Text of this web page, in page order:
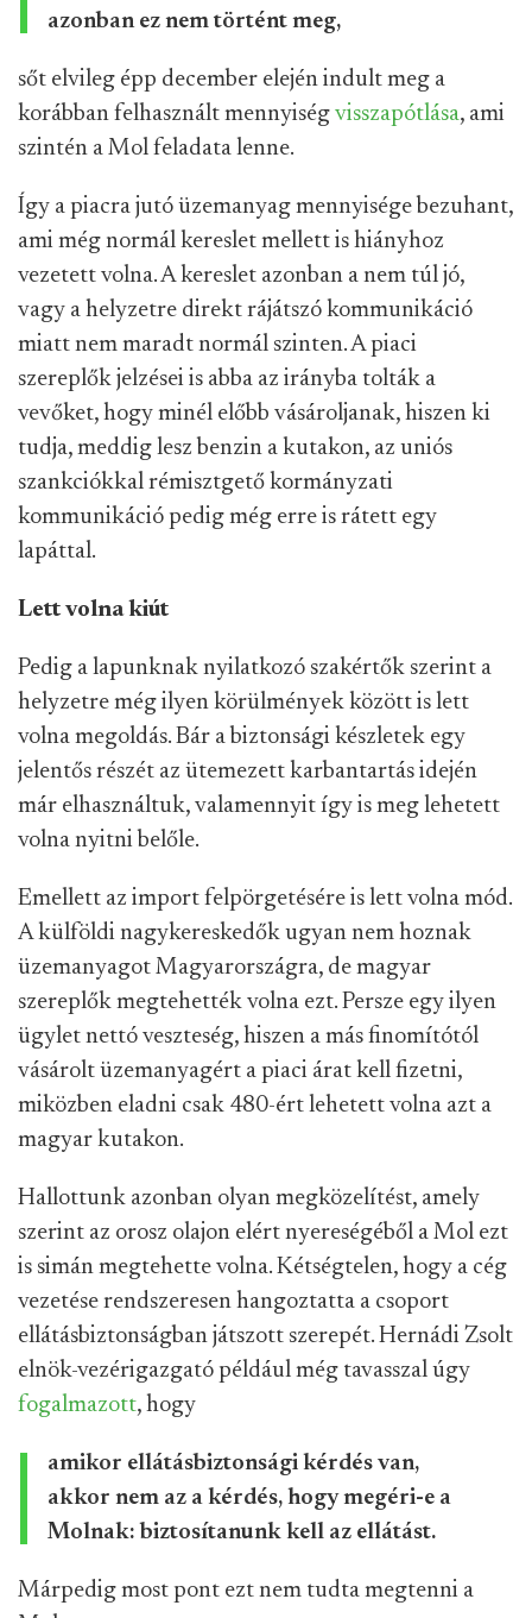
azonban ez nem történt meg,
sőt elvileg épp december elején indult meg a
korábban felhasznált mennyiség visszapótlása, ami
szintén a Mol feladata lenne.
Így a piacra jutó üzemanyag mennyisége bezuhant,
ami még normál kereslet mellett is hiányhoz
vezetett volna. A kereslet azonban a nem túl jó,
vagy a helyzetre direkt rájátszó kommunikáció
miatt nem maradt normál szinten. A piaci
szereplők jelzései is abba az irányba tolták a
vevőket, hogy minél előbb vásároljanak, hiszen ki
tudja, meddig lesz benzin a kutakon, az uniós
szankciókkal rémisztgető kormányzati
kommunikáció pedig még erre is rátett egy
lapáttal.
Lett volna kiút
Pedig a lapunknak nyilatkozó szakértők szerint a
helyzetre még ilyen körülmények között is lett
volna megoldás. Bár a biztonsági készletek egy
jelentős részét az ütemezett karbantartás idején
már elhasználtuk, valamennyit így is meg lehetett
volna nyitni belőle.
Emellett az import felpörgetésére is lett volna mód.
A külföldi nagykereskedők ugyan nem hoznak
üzemanyagot Magyarországra, de magyar
szereplők megtehették volna ezt. Persze egy ilyen
ügylet nettó veszteség, hiszen a más finomítótól
vásárolt üzemanyagért a piaci árat kell fizetni,
miközben eladni csak 480-ért lehetett volna azt a
magyar kutakon.
Hallottunk azonban olyan megközelítést, amely
szerint az orosz olajon elért nyereségéből a Mol ezt
is simán megtehette volna. Kétségtelen, hogy a cég
vezetése rendszeresen hangoztatta a csoport
ellátásbiztonságban játszott szerepét. Hernádi Zsolt
elnök-vezérigazgató például még tavasszal úgy
fogalmazott, hogy
amikor ellátásbiztonsági kérdés van,
akkor nem az a kérdés, hogy megéri-e a
Molnak: biztosítanunk kell az ellátást.
Márpedig most pont ezt nem tudta megtenni a